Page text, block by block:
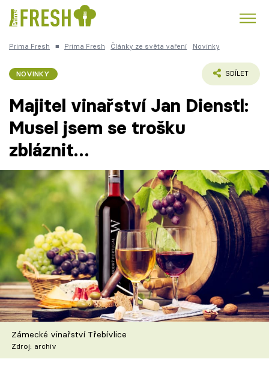
Česká kuchyně
Recepty
Články
TV Program
Škola vaření
Recepty z TV
Speciál: Cuketa
Prima Fresh ■ Prima Fresh Články ze světa vaření Novinky
NOVINKY SDÍLET
Majitel vinařství Jan Dienstl:
Musel jsem se trošku
zbláznit…
Zámecké vinařství Třebívlice
Zdroj: archiv